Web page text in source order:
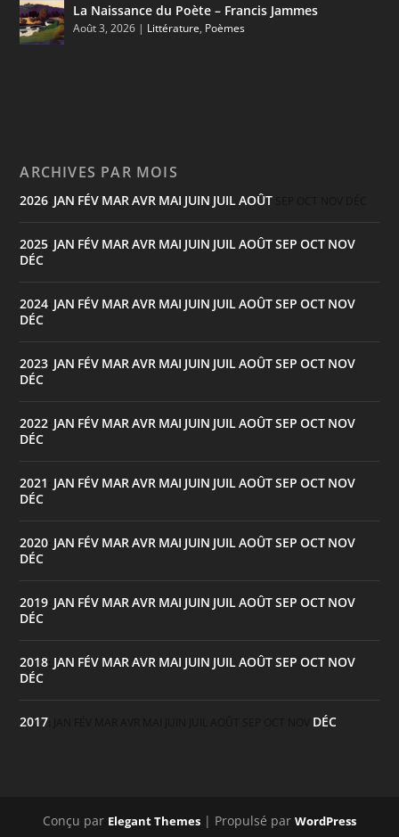
La Naissance du Poète – Francis Jammes
Août 3, 2026 | Littérature, Poèmes
ARCHIVES PAR MOIS
2026 JAN FÉV MARAVR MAI JUIN JUILAOÛT
2025 JAN FÉV MARAVR MAI JUIN JUILAOÛTSEP OCT NOV
DÉC
2024 JAN FÉV MARAVR MAI JUIN JUILAOÛTSEP OCT NOV
DÉC
2023 JAN FÉV MARAVR MAI JUIN JUILAOÛTSEP OCT NOV
DÉC
2022 JAN FÉV MARAVR MAI JUIN JUILAOÛTSEP OCT NOV
DÉC
2021 JAN FÉV MARAVR MAI JUIN JUILAOÛTSEP OCT NOV
DÉC
2020 JAN FÉV MARAVR MAI JUIN JUILAOÛTSEP OCT NOV
DÉC
2019 JAN FÉV MARAVR MAI JUIN JUILAOÛTSEP OCT NOV
DÉC
2018 JAN FÉV MARAVR MAI JUIN JUILAOÛTSEP OCT NOV
DÉC
2017 DÉC
Conçu par Elegant Themes | Propulsé par WordPress